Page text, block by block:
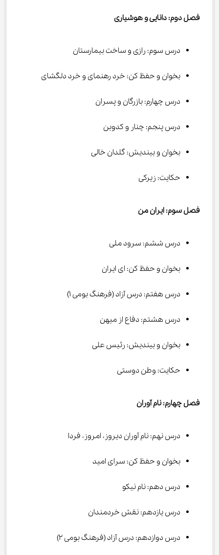
فصل دوم: دانایی و هوشیاری
درس سوم: رازی و ساخت بیمارستان
بخوان و حفظ کن: خرد رهنمای و خرد دلگشای
درس چهارم: بازرگان و پسران
درس پنجم: چنار و کدوبن
بخوان و بیندیش: گلدان خالی
حکایت: زیرکی
فصل سوم: ایران من
درس ششم: سرود ملی
بخوان و حفظ کن: ای ایران
درس هفتم: درس آزاد (فرهنگ بومی ۱)
درس هشتم: دفاع از میهن
بخوان و بیندیش: رئیس علی
حکایت: وطن دوستی
فصل چهارم: نام آوران
درس نهم: نام آوران دیروز، امروز، فردا
بخوان و حفظ کن: سرای امید
درس دهم: نام نیکو
درس یازدهم: نقش خردمندان
درس دوازدهم: درس آزاد (فرهنگ بومی ۲)